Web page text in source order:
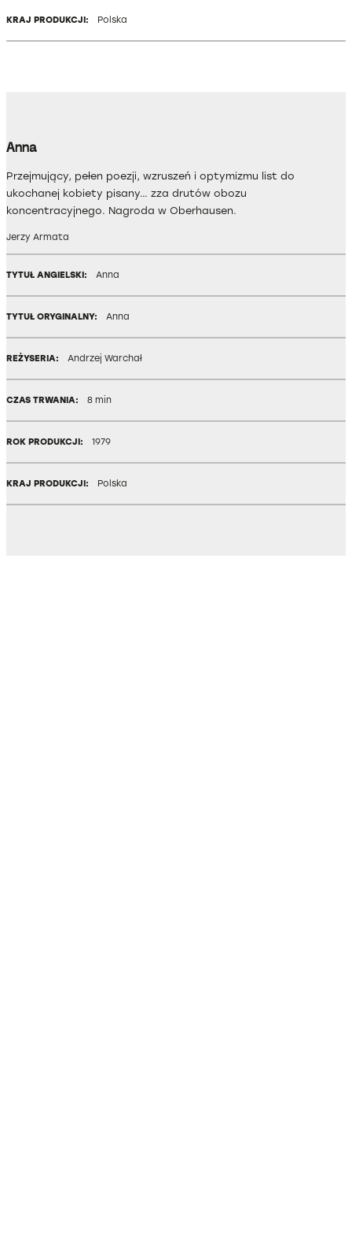
KRAJ PRODUKCJI: Polska
Anna
Przejmujący, pełen poezji, wzruszeń i optymizmu list do
ukochanej kobiety pisany… zza drutów obozu
koncentracyjnego. Nagroda w Oberhausen.
Jerzy Armata
TYTUŁ ANGIELSKI: Anna
TYTUŁ ORYGINALNY: Anna
REŻYSERIA: Andrzej Warchał
CZAS TRWANIA: 8 min
ROK PRODUKCJI: 1979
KRAJ PRODUKCJI: Polska